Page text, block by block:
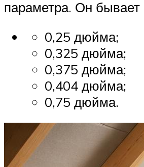
параметра. Он
0,25 дюйма;
0,325 дюйма;
0,375 дюйма;
0,404 дюйма;
0,75 дюйма.